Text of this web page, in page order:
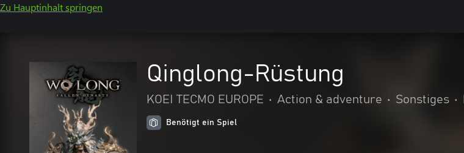
Zu Hauptinhalt springen
Qinglong-Rüstung
KOEI TECMO EUROPE • Action & adventure • Sonstiges •
Benötigt ein Spiel